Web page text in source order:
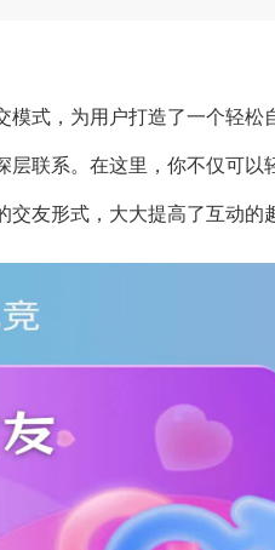
模式，为用户打造了一个轻
层联系。在这里，你不仅可
交友形式，大大提高了互动的